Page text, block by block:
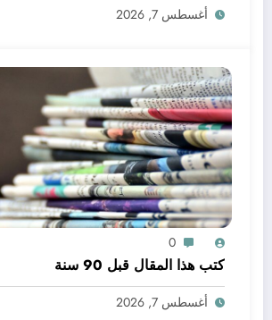
أغسطس 7, 2026
0
كتب هذا المقال قبل 90 سنة
أغسطس 7, 2026